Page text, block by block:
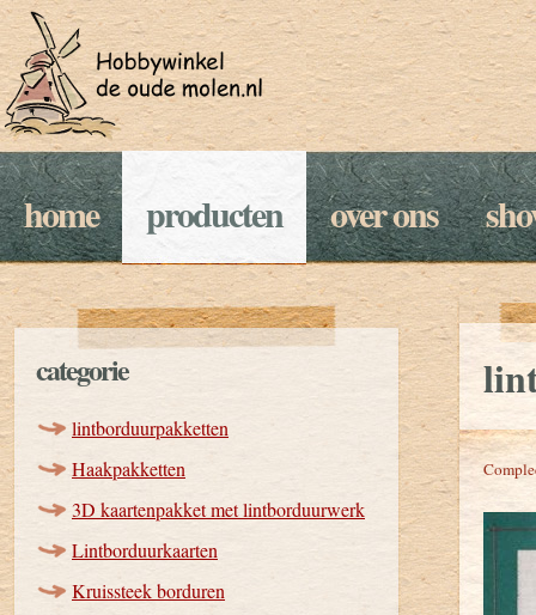
home producten over ons
categorie
lintborduurpakketten
Haakpakketten
3D kaartenpakket met lintborduurwerk
Lintborduurkaarten
Kruissteek borduren